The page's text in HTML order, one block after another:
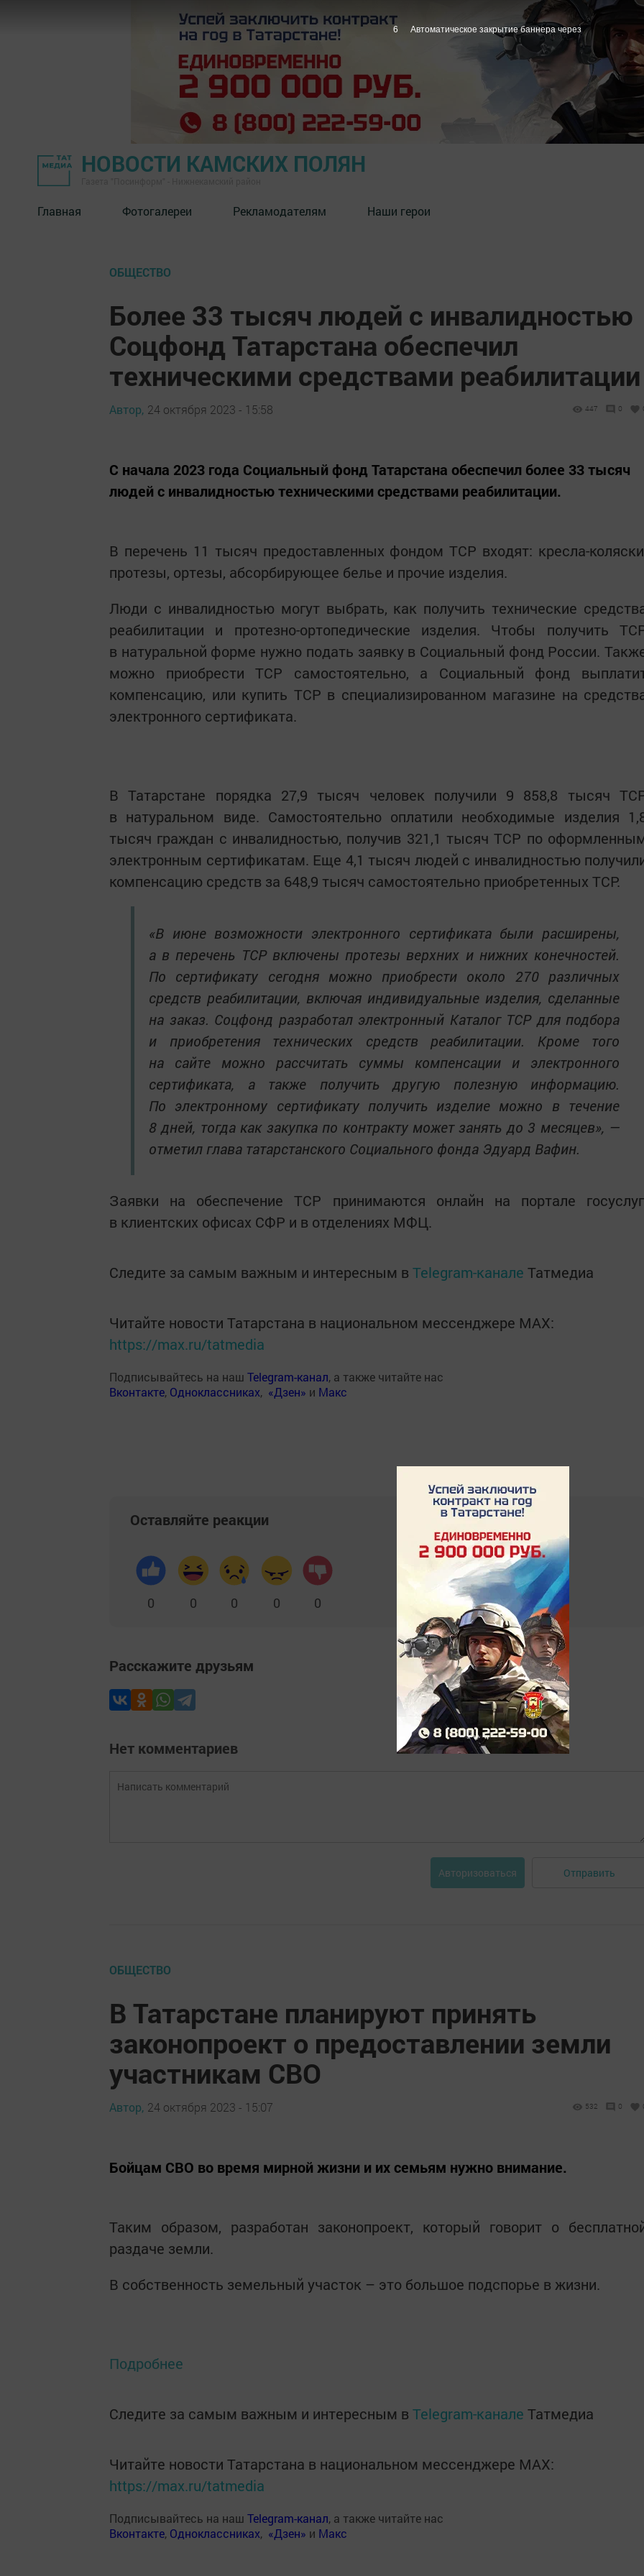
НОВОСТИ КАМСКИХ ПОЛЯН
Главная Фотогалереи Рекламодателям Наши герои
ОБЩЕСТВО
Более 33 тысяч людей с инвалидностью
Соцфонд Татарстана обеспечил
техническими средствами реабилитации
Автор, 24 октября 2023 - 15:58 447 0
С начала 2023 года Социальный фонд Татарстана обеспечил более 33 тысяч
людей с инвалидностью техническими средствами реабилитации.
В перечень 11 тысяч предоставленных фондом ТСР входят: кресла-
протезы, ортезы, абсорбирующее белье и прочие изделия.
Люди с инвалидностью могут выбрать, как получить технические
реабилитации и протезно-ортопедические изделия. Чтобы получить
в натуральной форме нужно подать заявку в Социальный фонд России.
можно приобрести ТСР самостоятельно, а Социальный фонд
компенсацию, или купить ТСР в специализированном магазине на
электронного сертификата.
В Татарстане порядка 27,9 тысяч человек получили 9 858,8 тысяч
в натуральном виде. Самостоятельно оплатили необходимые изделия
тысяч граждан с инвалидностью, получив 321,1 тысяч ТСР по
электронным сертификатам. Еще 4,1 тысяч людей с инвалидностью
компенсацию средств за 648,9 тысяч самостоятельно приобретенных ТСР.
«В июне возможности электронного сертификата были расширены,
а в перечень ТСР включены протезы верхних и нижних конечностей.
По сертификату сегодня можно приобрести около 270 различных
средств реабилитации, включая индивидуальные изделия, сделанные
на заказ. Соцфонд разработал электронный Каталог ТСР для подбора
и приобретения технических средств реабилитации. Кроме того
на сайте можно рассчитать суммы компенсации и электронного
сертификата, а также получить другую полезную информацию.
По электронному сертификату получить изделие можно в течение
8 дней, тогда как закупка по контракту может занять до 3 месяцев», —
отметил глава татарстанского Социального фонда Эдуард Вафин.
Заявки на обеспечение ТСР принимаются онлайн на портале
в клиентских офисах СФР и в отделениях МФЦ.
Следите за самым важным и интересным в Telegram-канале Татмедиа
Читайте новости Татарстана в национальном мессенджере MАХ:
https://max.ru/tatmedia
Подписывайтесь на наш Telegram-канал, а также читайте нас
Вконтакте, Одноклассниках, «Дзен» и Макс
Оставляйте реакции
0 0 0 0 0
Расскажите друзьям
Нет комментариев
Авторизоваться Отправить
ОБЩЕСТВО
В Татарстане планируют принять
законопроект о предоставлении земли
участникам СВО
Автор, 24 октября 2023 - 15:07 532 0
Бойцам СВО во время мирной жизни и их семьям нужно внимание.
Таким образом, разработан законопроект, который говорит о
раздаче земли.
В собственность земельный участок – это большое подспорье в жизни.
Подробнее
Следите за самым важным и интересным в Telegram-канале Татмедиа
Читайте новости Татарстана в национальном мессенджере MАХ:
https://max.ru/tatmedia
Подписывайтесь на наш Telegram-канал, а также читайте нас
Вконтакте, Одноклассниках, «Дзен» и Макс
5 Автоматическое закрытие баннера через